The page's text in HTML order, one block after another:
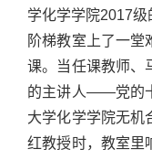
学化学学院2017
阶梯教室上了一堂
课。当任课教师、
的主讲人——党的
大学化学学院无机
红教授时，教室里